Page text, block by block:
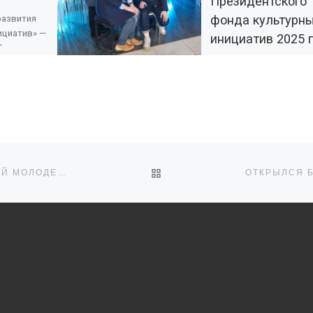
—
—
фонда
инициатив 2025
СЕМИНАР ДЛЯ АКТИВНЫХ ПРЕДСТАВИТЕЛЕЙ КАЗАЧЬЕЙ МОЛОДЕЖИ ОБРАТНО К СПИСКУ